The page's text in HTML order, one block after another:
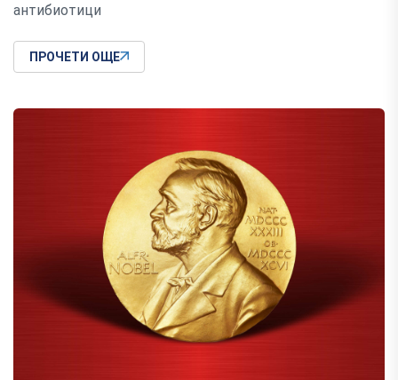
антибиотици
ПРОЧЕТИ ОЩЕ